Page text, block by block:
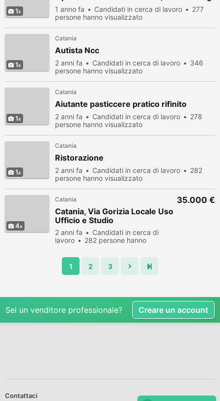
1 1 anno fa Candidati in cerca di lavoro
277
persone hanno visualizzato
1
Catania
Autista Ncc
2 anni fa Candidati in cerca di lavoro
346
persone hanno visualizzato
1
Catania
Aiutante pasticcere pratico rifinito
2 anni fa Candidati in cerca di lavoro
278
persone hanno visualizzato
1
Catania
Ristorazione
2 anni fa Candidati in cerca di lavoro
282
persone hanno visualizzato
4
Catania
Catania, Via Gorizia Locale Uso
Ufficio e Studio
2 anni fa
Candidati in cerca di
lavoro
282 persone hanno
35.000 €
1 2 3
Sei un venditore professionale? Creare un account
Contattaci